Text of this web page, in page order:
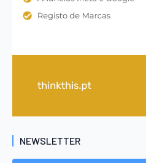
NEWSLETTER